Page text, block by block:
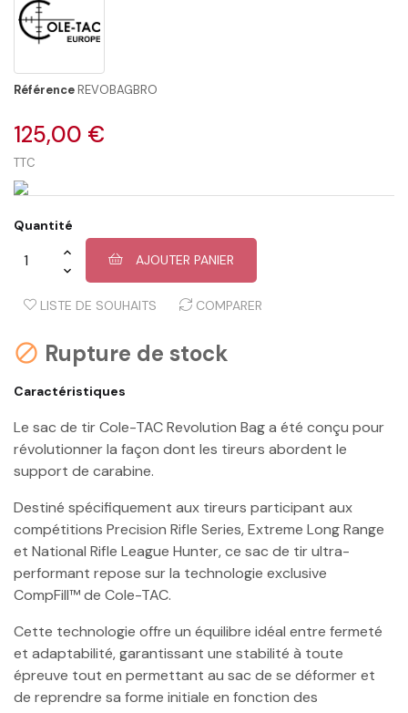
RéférenceREVOBAGBRO
125,00 €
TTC
Quantité
AJOUTER PANIER
LISTE DE SOUHAITS COMPARER
 Rupture de stock
Caractéristiques
Le sac de tir Cole-TAC Revolution Bag a été conçu pour
révolutionner la façon dont les tireurs abordent le
support de carabine.
Destiné spécifiquement aux tireurs participant aux
compétitions Precision Rifle Series, Extreme Long Range
et National Rifle League Hunter, ce sac de tir ultra-
performant repose sur la technologie exclusive
CompFill™ de Cole-TAC.
Cette technologie offre un équilibre idéal entre fermeté
et adaptabilité, garantissant une stabilité à toute
épreuve tout en permettant au sac de se déformer et
de reprendre sa forme initiale en fonction des